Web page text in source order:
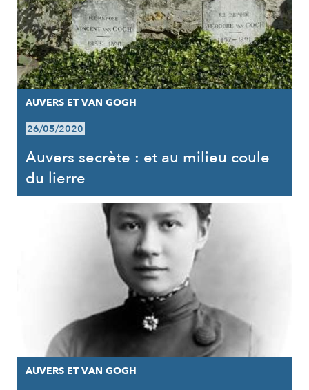
AUVERS ET VAN GOGH
26/05/2020
Auvers secrète : et au milieu coule
du lierre
AUVERS ET VAN GOGH